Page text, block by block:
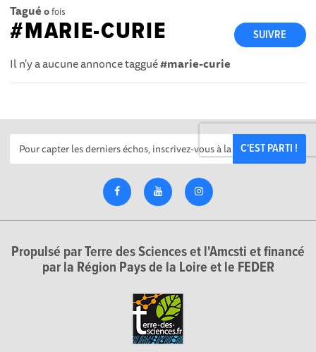
Tagué 0fois
SUIVRE
#MARIE-CURIE
Il n'y a aucune annonce taggué#marie-curie
C'EST PARTI !
Propulsé par Terre des Sciences et l'Amcsti et financé
par la Région Pays de la Loire et le FEDER